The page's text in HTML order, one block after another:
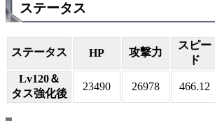
ステータス
ステータス HP 攻撃力
スピー
ド
Lv120＆
タス強化後
23490 26978 466.12